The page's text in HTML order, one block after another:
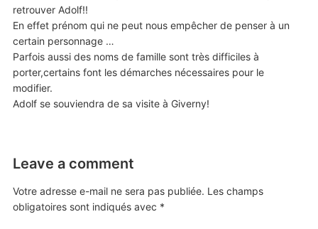
retrouver Adolf!!
En effet prénom qui ne peut nous empêcher de penser à un
certain personnage …
Parfois aussi des noms de famille sont très difficiles à
porter,certains font les démarches nécessaires pour le
modifier.
Adolf se souviendra de sa visite à Giverny!
Leave a comment
Votre adresse e-mail ne sera pas publiée. Les champs
obligatoires sont indiqués avec *